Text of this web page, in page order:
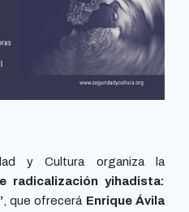
y Cultura organiza la
radicalización yihadista:
, que ofrecerá Enrique Ávila